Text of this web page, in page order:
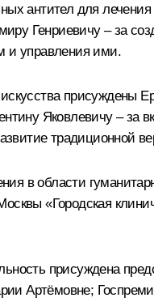
антител для
Генриевичу – за
и управления ими.
присуждены
Яковлевичу –
традиционной
в области
«Городская
присуждена
Артёмовне;